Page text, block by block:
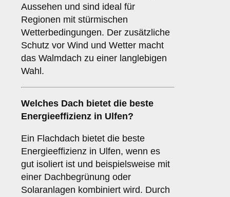
Aussehen und sind ideal für
Regionen mit stürmischen
Wetterbedingungen. Der zusätzliche
Schutz vor Wind und Wetter macht
das Walmdach zu einer langlebigen
Wahl.
Welches Dach bietet die beste
Energieeffizienz in Ulfen?
Ein Flachdach bietet die beste
Energieeffizienz in Ulfen, wenn es
gut isoliert ist und beispielsweise mit
einer Dachbegrünung oder
Solaranlagen kombiniert wird. Durch